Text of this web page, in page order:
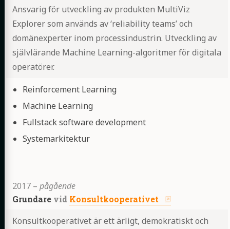
Ansvarig för utveckling av produkten MultiViz
Explorer som används av ‘reliability teams’ och
domänexperter inom processindustrin. Utveckling av
självlärande Machine Learning-algoritmer för digitala
operatörer.
Highlights
Reinforcement Learning
Machine Learning
Fullstack software development
Systemarkitektur
2017 – pågående
Grundare vid Konsultkooperativet
Konsultkooperativet är ett ärligt, demokratiskt och